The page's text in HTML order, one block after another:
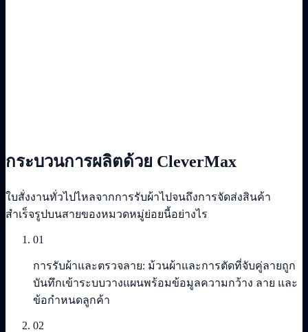
กระบวนการผลิตด้วย CleverMax
ใบสั่งงานทั่วไปไหลจากการรับผ้าไปจนถึงการจัดส่งสินค้า
สำเร็จรูปบนสายของหมวดหมู่ย่อยนี้อย่างไร
01
การรับผ้าและตรวจลาย: ม้วนผ้าและการตัดที่จับคู่ลายถูก
บันทึกเข้าระบบวางแผนพร้อมข้อมูลความกว้าง ลาย และ
ข้อกำหนดลูกค้า
02